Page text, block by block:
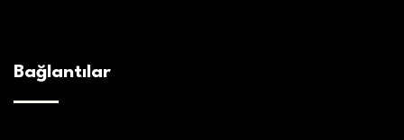
Bağlantılar